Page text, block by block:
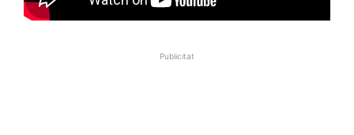
Publicitat